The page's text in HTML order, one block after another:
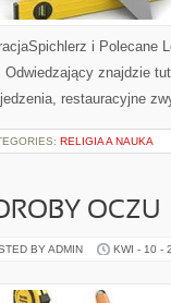
i Polecane
Odwiedzający znajdzie
restauracyjne
RELIGIA A NAUKA
OCZU
BY ADMIN KWI - 10 -